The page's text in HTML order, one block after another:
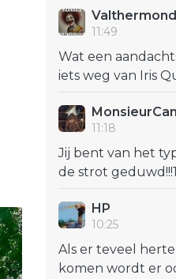
11:49
Wat een
iets weg van Iris
11:18
Jij bent van het
de strot
HP
10:25
Als er teveel
komen wordt er